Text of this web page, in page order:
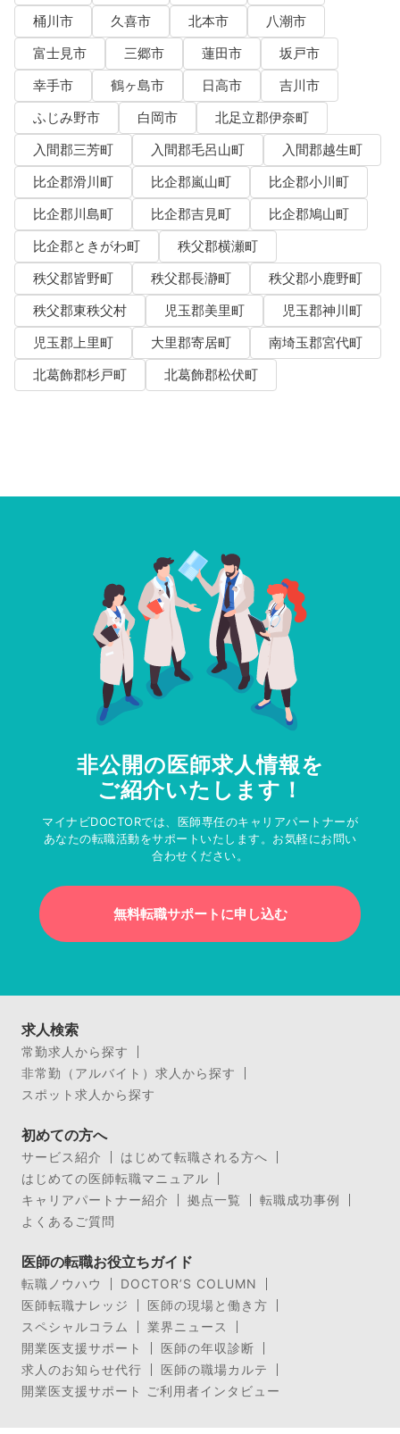
桶川市
久喜市 北本市
八潮市
富士見市
三郷市 蓮田市
坂戸市
幸手市
鶴ヶ島市 日高市
吉川市
ふじみ野市
白岡市
北足立郡伊奈町
入間郡三芳町
入間郡毛呂山町
入間郡越生町
比企郡滑川町
比企郡嵐山町
比企郡小川町
比企郡川島町
比企郡吉見町
比企郡鳩山町
比企郡ときがわ町
秩父郡横瀬町
秩父郡皆野町
秩父郡長瀞町
秩父郡小鹿野町
秩父郡東秩父村
児玉郡美里町
児玉郡神川町
児玉郡上里町
大里郡寄居町
南埼玉郡宮代町
北葛飾郡杉戸町
北葛飾郡松伏町
非公開の医師求人情報を
ご紹介いたします！
マイナビDOCTORでは、医師専任のキャリアパートナーが
あなたの転職活動をサポートいたします。お気軽にお問い
合わせください。
無料転職サポートに申し込む
求人検索
常勤求人から探す
非常勤（アルバイト）求人から探す
スポット求人から探す
初めての方へ
サービス紹介
はじめて転職される方へ
はじめての医師転職マニュアル
キャリアパートナー紹介
拠点一覧
転職成功事例
よくあるご質問
医師の転職お役立ちガイド
転職ノウハウ
DOCTOR’S COLUMN
医師転職ナレッジ
医師の現場と働き方
スペシャルコラム
業界ニュース
開業医支援サポート
医師の年収診断
求人のお知らせ代行
医師の職場カルテ
開業医支援サポート ご利用者インタビュー